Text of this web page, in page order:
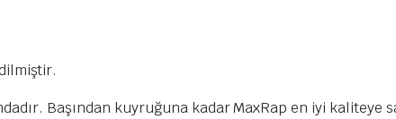
Başından kuyruğuna kadar MaxRap en iyi kaliteye